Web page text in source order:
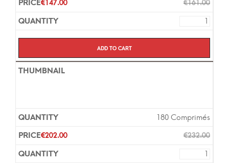
€161.00
€147.00
Add to cart
180 Comprimés
€232.00
€202.00